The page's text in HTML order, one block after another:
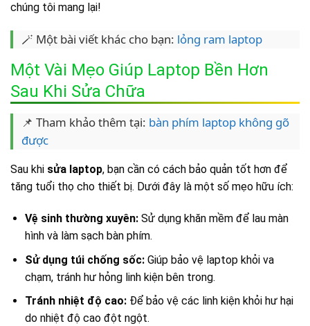
chúng tôi mang lại!
🪄 Một bài viết khác cho bạn: lỏng ram laptop
Một Vài Mẹo Giúp Laptop Bền Hơn
Sau Khi Sửa Chữa
📌 Tham khảo thêm tại: bàn phím laptop không gõ
được
Sau khi sửa laptop, bạn cần có cách bảo quản tốt hơn để
tăng tuổi thọ cho thiết bị. Dưới đây là một số mẹo hữu ích:
Vệ sinh thường xuyên:Sử dụng khăn mềm để lau màn
hình và làm sạch bàn phím.
Sử dụng túi chống sốc:Giúp bảo vệ laptop khỏi va
chạm, tránh hư hỏng linh kiện bên trong.
Tránh nhiệt độ cao:Để bảo vệ các linh kiện khỏi hư hại
do nhiệt độ cao đột ngột.